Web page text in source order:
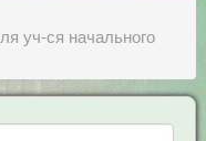
уч-ся начального